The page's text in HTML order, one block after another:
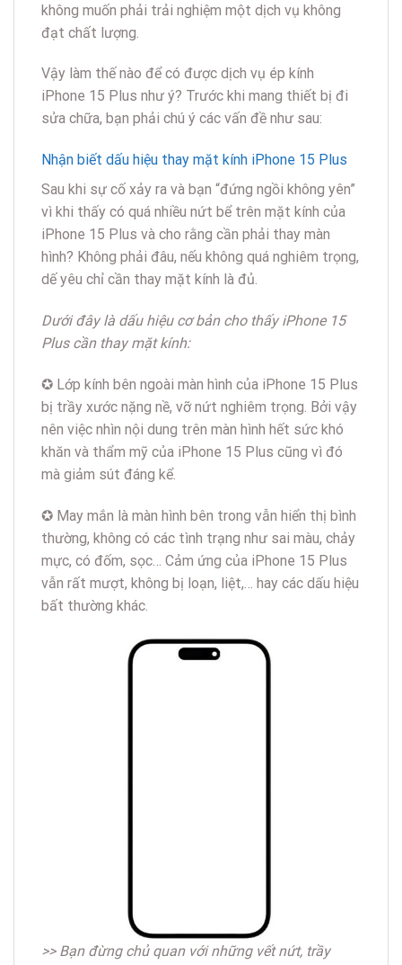
không muốn phải trải nghiệm một dịch vụ không
đạt chất lượng.
Vậy làm thế nào để có được dịch vụ ép kính
iPhone 15 Plus như ý? Trước khi mang thiết bị đi
sửa chữa, bạn phải chú ý các vấn đề như sau:
Nhận biết dấu hiệu thay mặt kính iPhone 15 Plus
Sau khi sự cố xảy ra và bạn “đứng ngồi không yên”
vì khi thấy có quá nhiều nứt bể trên mặt kính của
iPhone 15 Plus và cho rằng cần phải thay màn
hình? Không phải đâu, nếu không quá nghiêm trọng,
dế yêu chỉ cần thay mặt kính là đủ.
Dưới đây là dấu hiệu cơ bản cho thấy iPhone 15
Plus cần thay mặt kính:
✪ Lớp kính bên ngoài màn hình của iPhone 15 Plus
bị trầy xước nặng nề, vỡ nứt nghiêm trọng. Bởi vậy
nên việc nhìn nội dung trên màn hình hết sức khó
khăn và thẩm mỹ của iPhone 15 Plus cũng vì đó
mà giảm sút đáng kể.
✪ May mắn là màn hình bên trong vẫn hiển thị bình
thường, không có các tình trạng như sai màu, chảy
mực, có đốm, sọc… Cảm ứng của iPhone 15 Plus
vẫn rất mượt, không bị loạn, liệt,… hay các dấu hiệu
bất thường khác.
>> Bạn đừng chủ quan với những vết nứt, trầy